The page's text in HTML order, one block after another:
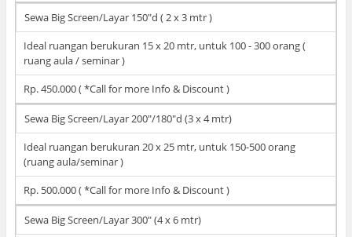
Sewa Big Screen/Layar 150"d ( 2 x 3 mtr )
Ideal ruangan berukuran 15 x 20 mtr, untuk 100 - 300 orang (
ruang aula / seminar )
Rp. 450.000 ( *Call for more Info & Discount )
Sewa Big Screen/Layar 200"/180"d (3 x 4 mtr)
Ideal ruangan berukuran 20 x 25 mtr, untuk 150-500 orang
(ruang aula/seminar )
Rp. 500.000 ( *Call for more Info & Discount )
Sewa Big Screen/Layar 300" (4 x 6 mtr)